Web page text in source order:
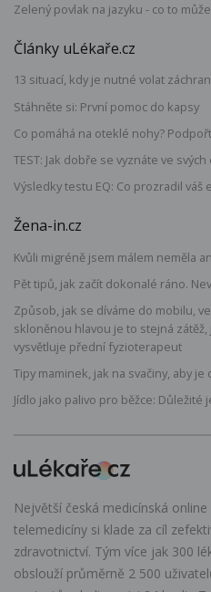
Zelený povlak na jazyku - co to
Články uLékaře.cz
13 situací, kdy je nutné volat
Stáhněte si: První pomoc do kapsy
Co pomáhá na oteklé nohy?
TEST: Jak dobře se vyznáte ve
Výsledky testu EQ: Co prozradil váš
Žena-in.cz
Kvůli migréně jsem málem neměla
Pět tipů, jak začít dokonalé ráno.
Způsob, jak se díváme do mobilu,
skloněnou hlavou je to stejná
vysvětluje přední fyzioterapeut
Tipy maminek, jak na svačiny, aby
Jídlo jako palivo pro běžce: Důležité
Největší česká medicínská
telemedicíny si klade za cíl
zdravotnictví. Tým více jak 300
obslouží průměrně 2 500